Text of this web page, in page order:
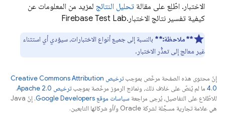
الاختبار. اطّلِع على مقالة تحليل النتائج لمزيد من المعلومات عن
كيفية تفسير نتائج الاختبار.Firebase Test Lab
**ملاحظة:** بالنسبة إلى جميع أنواع الاختبارات، سيؤدي أي استثناء
غير معالج إلى تعذُّر الاختبار.
إنّ محتوى هذه الصفحة مرخّص بموجب
ترخيص Creative Commons Attribution
4.0‏ ما لم يُنصّ على خلاف ذلك، ونماذج الرموز مرخّصة بموجبترخيص Apache 2.0‏
.
للاطّلاع على التفاصيل، يُرجى مراجعة سياسات موقع Google Developers‏
. إنّ Java
هي علامة تجارية مسجَّلة لشركة Oracle و/أو شركائها التابعين.